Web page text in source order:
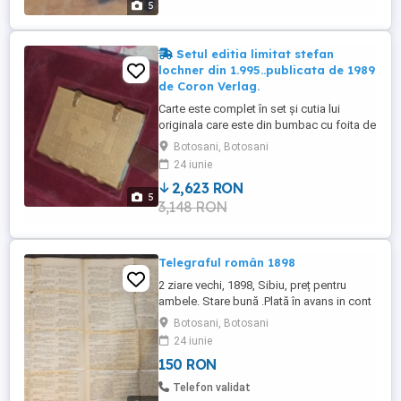
5
5
Setul editia limitat stefan
lochner din 1.995..publicata de 1989
de Coron Verlag.
Carte este complet în set și cutia lui
originala care este din bumbac cu foita de
aur în el..este setul limitat din 1.995
exemplare..cine cunoaște.un cadou ideal
pentru cineva drag..
Botosani, Botosani
24 iunie
2,623 RON
3,148 RON
Telegraful român 1898
2 ziare vechi, 1898, Sibiu, preț pentru
ambele. Stare bună .Plată în avans in cont
BRD, plus poșta
Botosani, Botosani
24 iunie
150 RON
Telefon validat